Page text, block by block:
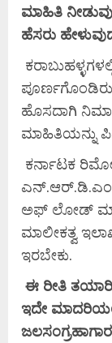
ಮಾಹಿತಿ
ಹೆಸರು
ಹೊಸದಾಗಿ
ಮಾಹಿತಿಯನ್ನು
ಕರ್ನಾಟಕ
ಅಫ್ ಲೋಡ್
ಮಾಲೀಕತ್ವ
ಇರಬೇಕು.
ಈ ರೀತಿ
ಇದೇ